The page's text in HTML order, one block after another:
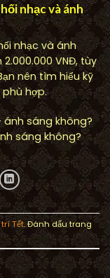
nhạc và ánh
nhạc và ánh
VNĐ, tùy
nên tìm hiểu kỹ
hợp.
sáng không?
Tết. Đánh dấu trang